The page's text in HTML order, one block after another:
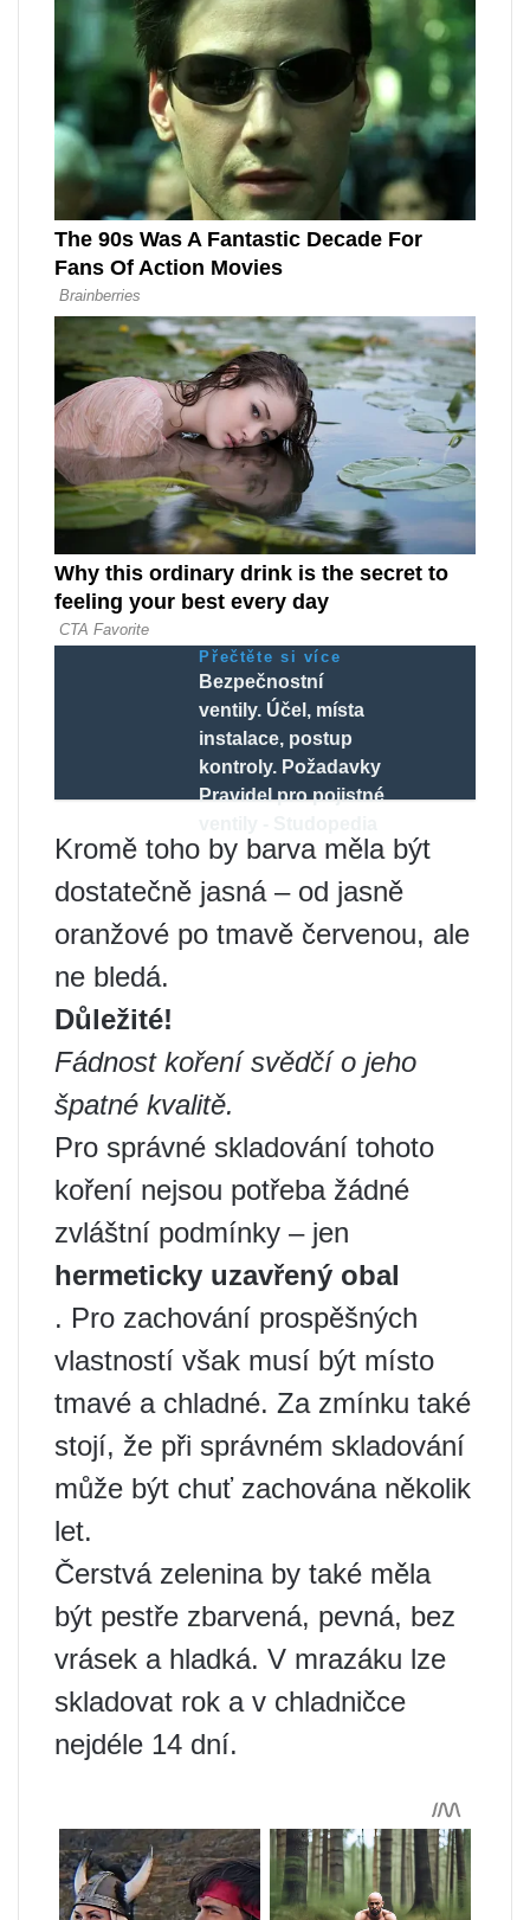
Přečtěte si více
Bezpečnostní
ventily. Účel, místa
instalace, postup
kontroly. Požadavky
Pravidel pro pojistné
Kromě toho by barva měla být
dostatečně jasná – od jasně
oranžové po tmavě červenou, ale
ne bledá.
Důležité!
Fádnost koření svědčí o jeho
špatné kvalitě.
Pro správné skladování tohoto
koření nejsou potřeba žádné
zvláštní podmínky – jen
hermeticky uzavřený obal
. Pro zachování prospěšných
vlastností však musí být místo
tmavé a chladné. Za zmínku také
stojí, že při správném skladování
může být chuť zachována několik
let.
Čerstvá zelenina by také měla
být pestře zbarvená, pevná, bez
vrásek a hladká. V mrazáku lze
skladovat rok a v chladničce
nejdéle 14 dní.